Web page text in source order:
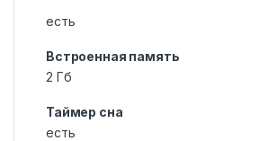
есть
Встроенная память
2 Гб
Таймер сна
есть